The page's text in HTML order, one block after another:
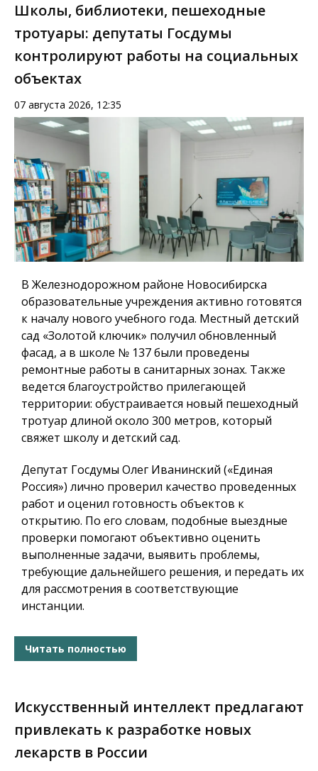
Школы, библиотеки, пешеходные
тротуары: депутаты Госдумы
контролируют работы на социальных
объектах
07 августа 2026, 12:35
В Железнодорожном районе Новосибирска
образовательные учреждения активно готовятся
к началу нового учебного года. Местный детский
сад «Золотой ключик» получил обновленный
фасад, а в школе № 137 были проведены
ремонтные работы в санитарных зонах. Также
ведется благоустройство прилегающей
территории: обустраивается новый пешеходный
тротуар длиной около 300 метров, который
свяжет школу и детский сад.
Депутат Госдумы Олег Иванинский («Единая
Россия») лично проверил качество проведенных
работ и оценил готовность объектов к
открытию. По его словам, подобные выездные
проверки помогают объективно оценить
выполненные задачи, выявить проблемы,
требующие дальнейшего решения, и передать их
для рассмотрения в соответствующие
инстанции.
Читать полностью
Искусственный интеллект предлагают
привлекать к разработке новых
лекарств в России